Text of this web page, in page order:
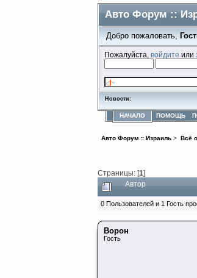
Авто Форум ::
Добро пожаловать,
Пожалуйста,войдите или
Новости:
НАЧАЛО ПОМОЩЬ
Авто Форум :: Израиль > Всё
Страницы: [1]
Автор
0 Пользователей и 1 Гость
Ворон
Гость